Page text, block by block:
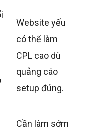
Website yếu
có thể làm
CPL cao dù
quảng cáo
setup đúng.
Cần làm sớm